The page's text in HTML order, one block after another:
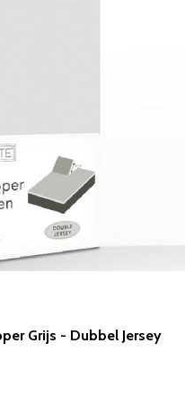
Grijs - Dubbel Jersey